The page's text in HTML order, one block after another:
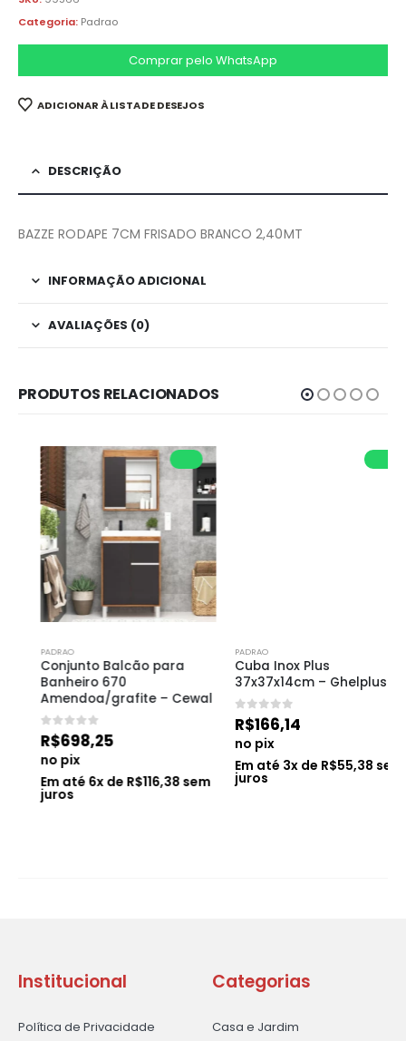
Categoria: Padrao
Comprar pelo WhatsApp
ADICIONAR À LISTA DE DESEJOS
DESCRIÇÃO
BAZZE RODAPE 7CM FRISADO BRANCO 2,40MT
INFORMAÇÃO ADICIONAL
AVALIAÇÕES (0)
PRODUTOS RELACIONADOS
PADRAO
Conjunto Balcão para
Banheiro 670
Amendoa/grafite – Cewal
de 5
698,25
no pix
Em até6x deR$116,38sem
juros
PADRAO
Cuba Inox Plus
37x37x14cm – Ghelplus
de 5
166,14
no pix
Em até3x de R$55,38sem
juros
Institucional
Política de Privacidade
Categorias
Casa e Jardim